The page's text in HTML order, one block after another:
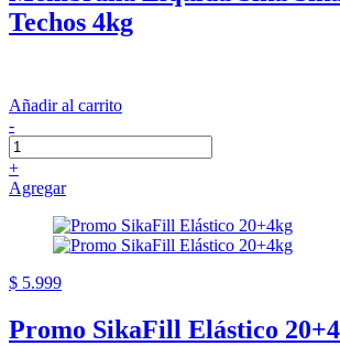
Techos 4kg
Añadir al carrito
-
+
Agregar
$ 5.999
Promo SikaFill Elástico